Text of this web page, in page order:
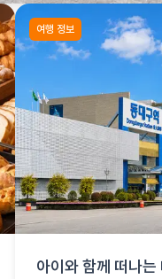
여행 정보
아이와 함께 떠나는